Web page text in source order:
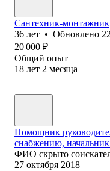
Сантехник-монтажник
36 лет • Обновлено
20 000 ₽
Общий опыт
18 лет 2 месяца
Помощник
снабжению, начальник
ФИО скрыто
27 октября 2018